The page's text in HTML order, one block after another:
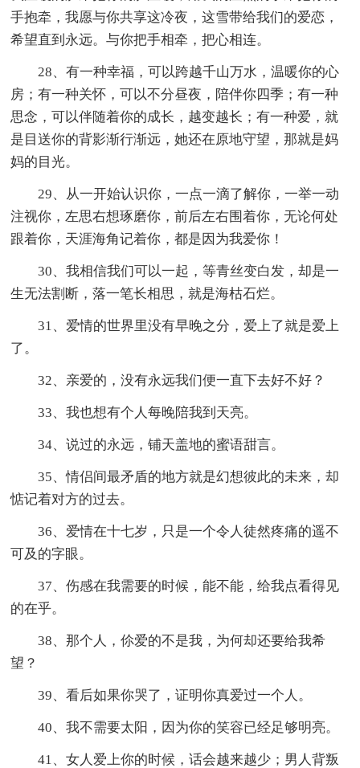
手抱牵，我愿与你共享这冷夜，这雪带给我们的爱恋，
希望直到永远。与你把手相牵，把心相连。
28、有一种幸福，可以跨越千山万水，温暖你的心
房；有一种关怀，可以不分昼夜，陪伴你四季；有一种
思念，可以伴随着你的成长，越变越长；有一种爱，就
是目送你的背影渐行渐远，她还在原地守望，那就是妈
妈的目光。
29、从一开始认识你，一点一滴了解你，一举一动
注视你，左思右想琢磨你，前后左右围着你，无论何处
跟着你，天涯海角记着你，都是因为我爱你！
30、我相信我们可以一起，等青丝变白发，却是一
生无法割断，落一笔长相思，就是海枯石烂。
31、爱情的世界里没有早晚之分，爱上了就是爱上
了。
32、亲爱的，没有永远我们便一直下去好不好？
33、我也想有个人每晚陪我到天亮。
34、说过的永远，铺天盖地的蜜语甜言。
35、情侣间最矛盾的地方就是幻想彼此的未来，却
惦记着对方的过去。
36、爱情在十七岁，只是一个令人徒然疼痛的遥不
可及的字眼。
37、伤感在我需要的时候，能不能，给我点看得见
的在乎。
38、那个人，伱爱的不是我，为何却还要给我希
望？
39、看后如果你哭了，证明你真爱过一个人。
40、我不需要太阳，因为你的笑容已经足够明亮。
41、女人爱上你的时候，话会越来越少；男人背叛